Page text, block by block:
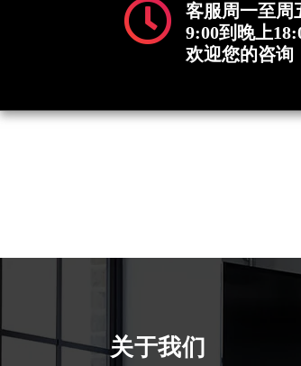
客服周一至周
9:00到晚上
欢迎您的咨询
关于我们